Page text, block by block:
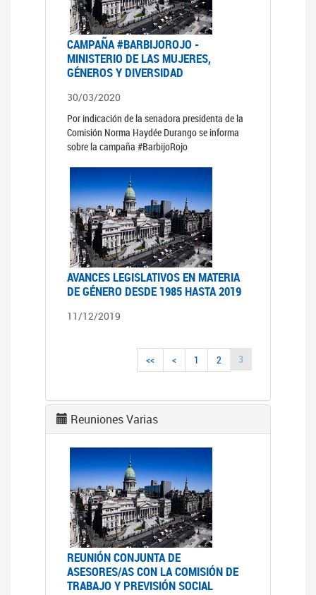
CAMPAÑA #BARBIJOROJO -
MINISTERIO DE LAS MUJERES,
GÉNEROS Y DIVERSIDAD
30/03/2020
Por indicación de la senadora presidenta de la
Comisión Norma Haydée Durango se informa
sobre la campaña #BarbijoRojo
AVANCES LEGISLATIVOS EN MATERIA
DE GÉNERO DESDE 1985 HASTA 2019
11/12/2019
<< < 1 2 3
Reuniones Varias
REUNIÓN CONJUNTA DE
ASESORES/AS CON LA COMISIÓN DE
TRABAJO Y PREVISIÓN SOCIAL